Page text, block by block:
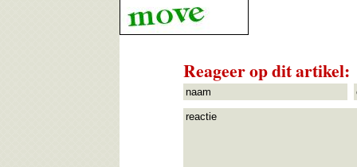
Reageer op dit artikel: